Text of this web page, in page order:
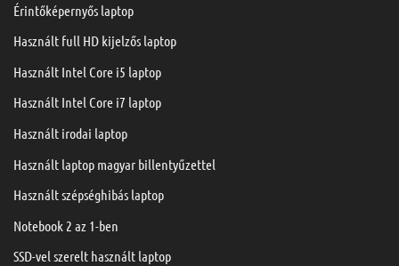
Érintőképernyős laptop
Használt full HD kijelzős laptop
Használt Intel Core i5 laptop
Használt Intel Core i7 laptop
Használt irodai laptop
Használt laptop magyar billentyűzettel
Használt szépséghibás laptop
Notebook 2 az 1-ben
SSD-vel szerelt használt laptop